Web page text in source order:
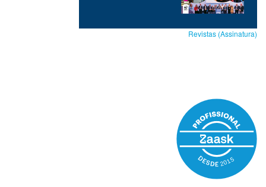
Revistas (Assinatura)